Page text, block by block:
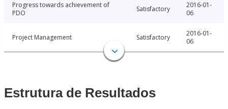
Progress towards achievement of
PDO
Satisfactory
2016-01-
06
Project Management Satisfactory
2016-01-
06
Estrutura de Resultados